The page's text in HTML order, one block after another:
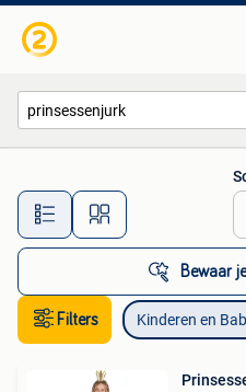
Alle
Bewaar
Filters Kinderen en